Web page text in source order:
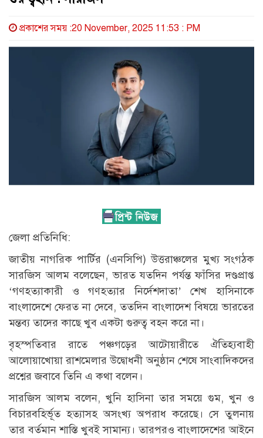
প্রকাশের সময় :20 November, 2025 11:53 : PM
জেলা প্রতিনিধি:
জাতীয় নাগরিক পার্টির (এনসিপি) উত্তরাঞ্চলের মুখ্য সংগঠক
সারজিস আলম বলেছেন, ভারত যতদিন পর্যন্ত ফাঁসির দণ্ডপ্রাপ্ত
‘গণহত্যাকারী ও গণহত্যার নির্দেশদাতা’ শেখ হাসিনাকে
বাংলাদেশে ফেরত না দেবে, ততদিন বাংলাদেশ বিষয়ে ভারতের
মন্তব্য তাদের কাছে খুব একটা গুরুত্ব বহন করে না।
বৃহস্পতিবার রাতে পঞ্চগড়ের আটোয়ারীতে ঐতিহ্যবাহী
আলোয়াখোয়া রাশমেলার উদ্বোধনী অনুষ্ঠান শেষে সাংবাদিকদের
প্রশ্নের জবাবে তিনি এ কথা বলেন।
সারজিস আলম বলেন, খুনি হাসিনা তার সময়ে গুম, খুন ও
বিচারবহির্ভূত হত্যাসহ অসংখ্য অপরাধ করেছে। সে তুলনায়
তার বর্তমান শাস্তি খুবই সামান্য। তারপরও বাংলাদেশের আইনে